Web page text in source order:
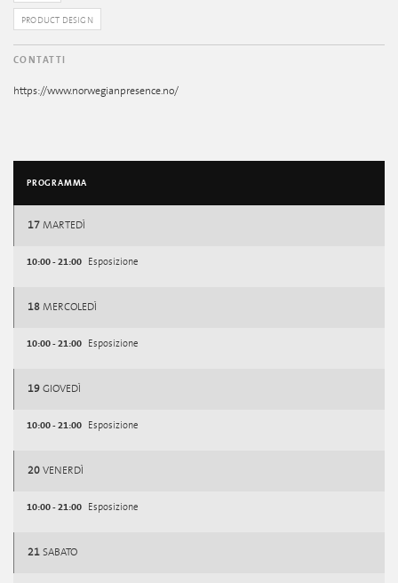
PRODUCT DESIGN
CONTATTI
https://www.norwegianpresence.no/
PROGRAMMA
17 MARTEDÌ
10:00 - 21:00 Esposizione
18 MERCOLEDÌ
10:00 - 21:00 Esposizione
19 GIOVEDÌ
10:00 - 21:00 Esposizione
20 VENERDÌ
10:00 - 21:00 Esposizione
21 SABATO